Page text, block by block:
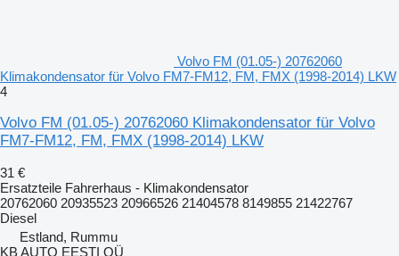
Volvo FM (01.05-) 20762060
Klimakondensator für Volvo FM7-FM12, FM, FMX (1998-2014) LKW
4
Volvo FM (01.05-) 20762060 Klimakondensator für Volvo
FM7-FM12, FM, FMX (1998-2014) LKW
31 €
Ersatzteile Fahrerhaus - Klimakondensator
20762060 20935523 20966526 21404578 8149855 21422767
Diesel
Estland, Rummu
KB AUTO EESTI OÜ